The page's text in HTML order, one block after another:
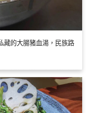
藏的大腸豬血湯，民族路